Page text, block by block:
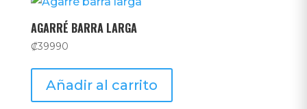
AGARRÉ BARRA LARGA
₡39990
Añadir al carrito